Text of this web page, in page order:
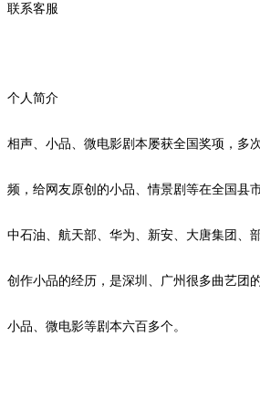
联系客服
个人简介
相声、小品、微电影剧本屡获全国奖项，多
频，给网友原创 的小品、情景剧等在全国县
中石油、航天部、华为、新安、大唐集团、
创作小品的经历，是深圳、广州很多曲艺团
小品、微电影等剧本六百多个。